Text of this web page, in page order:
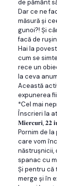
de pământ
Dar ce ne
măsură și
gunoi?! Și
facă de
Hai la
cum se
rece un
la ceva
Această
expunerea
*Cel mai
Înscrieri la
𝐌𝐢𝐞𝐫𝐜𝐮𝐫𝐢, 𝟐𝟐
Pornim de
care vom
năstrușnicii,
spanac cu
Și pentru că
merge și în